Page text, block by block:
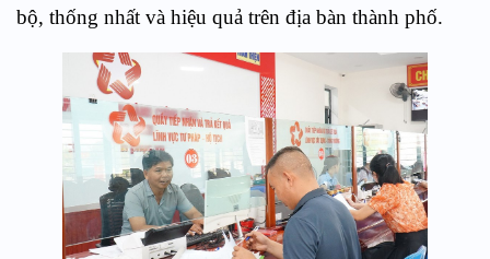
bộ, thống nhất và hiệu quả trên địa bàn thành phố.